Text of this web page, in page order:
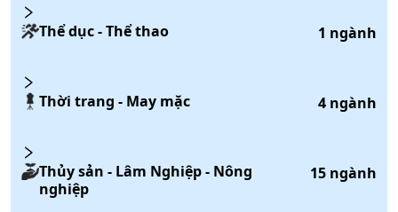
Thể dục - Thể thao 1 ngành
Thời trang - May mặc 4 ngành
Thủy sản - Lâm Nghiệp - Nông
nghiệp
15 ngành